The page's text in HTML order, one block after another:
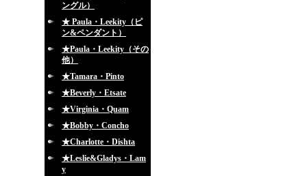
ングル）
★ Paula・Leekity（ピ
ン&ペンダント）
★Paula・Leekity（その
他）
★Tamara・Pinto
★Beverly・Etsate
★Virginia・Quam
★Bobby・Concho
★Charlotte・Dishta
★Leslie&Gladys・Lam
y